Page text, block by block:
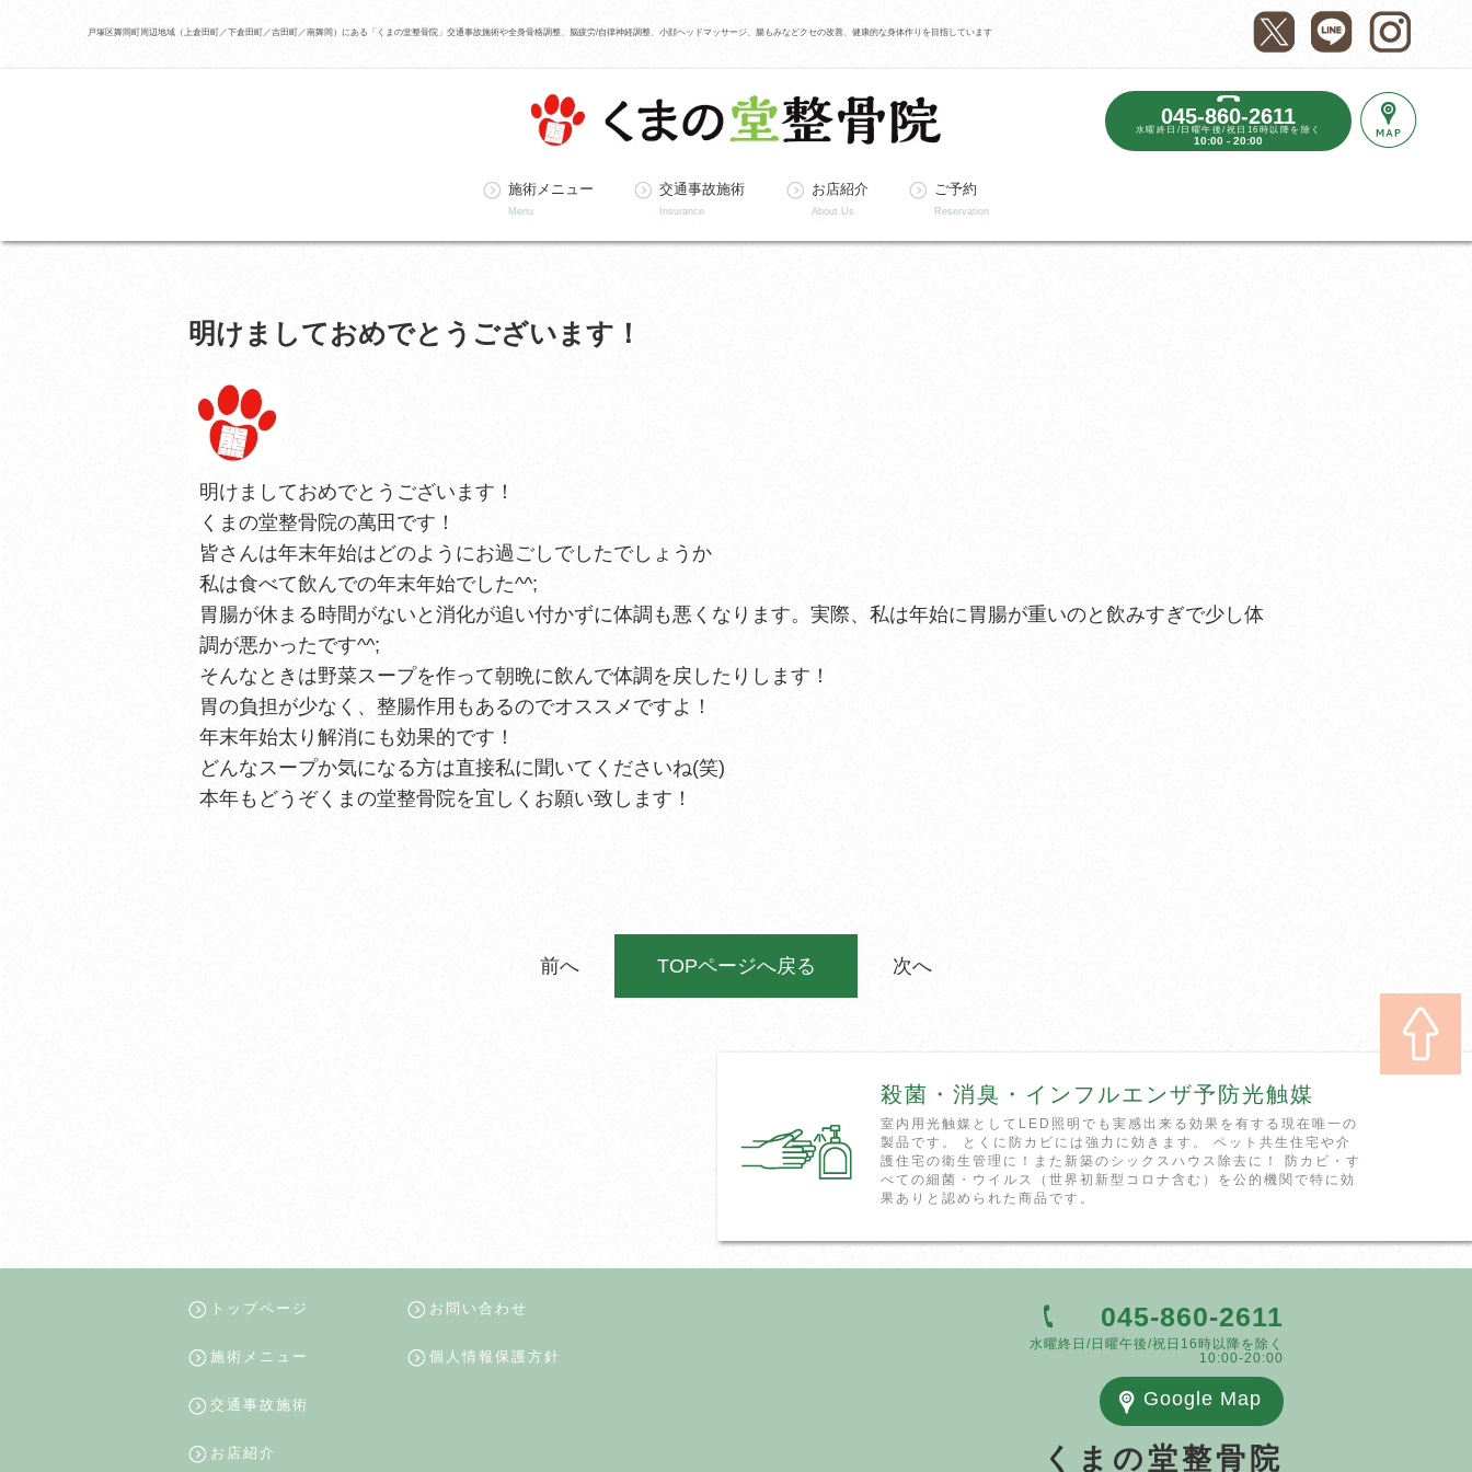
戸塚区舞岡町周辺地域（上倉田町／下倉田町／吉田町／南舞岡）にある「くまの堂整骨院」交通事故施術や全身骨格調整、脳疲労/自律神経調整、小顔ヘッドマッサージ、腸もみなどクセの改善、健康的な身体作りを目指しています
045-860-2611
水曜終日/日曜午後/祝日16時以降を除く
10:00 - 20:00
施術メニュー
Menu
交通事故施術
Insurance
お店紹介
About Us
ご予約
Reservation
明けましておめでとうございます！
明けましておめでとうございます！
くまの堂整骨院の萬田です！
皆さんは年末年始はどのようにお過ごしでしたでしょうか
私は食べて飲んでの年末年始でした^^;
胃腸が休まる時間がないと消化が追い付かずに体調も悪くなります。実際、私は年始に胃腸が重いのと飲みすぎで少し体
調が悪かったです^^;
そんなときは野菜スープを作って朝晩に飲んで体調を戻したりします！
胃の負担が少なく、整腸作用もあるのでオススメですよ！
年末年始太り解消にも効果的です！
どんなスープか気になる方は直接私に聞いてくださいね(笑)
本年もどうぞくまの堂整骨院を宜しくお願い致します！
前へ TOPページへ戻る 次へ
殺菌・消臭・インフルエンザ予防光触媒
室内用光触媒としてLED照明でも実感出来る効果を有する現在唯一の
製品です。 とくに防カビには強力に効きます。 ペット共生住宅や介
護住宅の衛生管理に！また新築のシックスハウス除去に！ 防カビ・す
べての細菌・ウイルス（世界初新型コロナ含む）を公的機関で特に効
果ありと認められた商品です。
トップページ
施術メニュー
交通事故施術
お店紹介
お問い合わせ
個人情報保護方針
045-860-2611
水曜終日/日曜午後/祝日16時以降を除く
10:00-20:00
Google Map
くまの堂整骨院